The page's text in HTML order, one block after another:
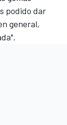
podido dar
general,